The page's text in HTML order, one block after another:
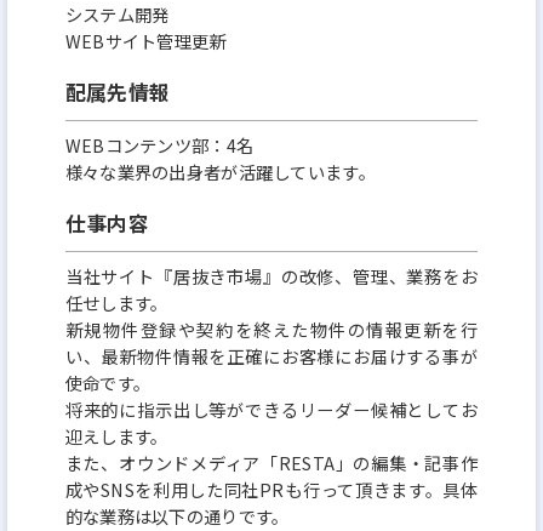
システム開発
WEBサイト管理更新
配属先情報
WEBコンテンツ部：4名
様々な業界の出身者が活躍しています。
仕事内容
当社サイト『居抜き市場』の改修、管理、業務をお
任せします。
新規物件登録や契約を終えた物件の情報更新を行
い、最新物件情報を正確にお客様にお届けする事が
使命です。
将来的に指示出し等ができるリーダー候補としてお
迎えします。
また、オウンドメディア「RESTA」の編集・記事作
成やSNSを利用した同社PRも行って頂きます。具体
的な業務は以下の通りです。